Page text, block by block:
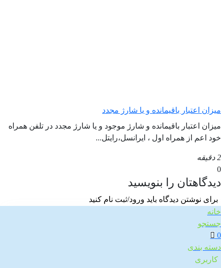
میزان اعتبار باقیمانده و یا شارژ مجدد
میزان اعتبار باقیمانده و شارژ موجود و یا شارژ مجدد در تلفن همراه
خود اعم از همراه اول ، ایرانسل،رایتل...
2 دقیقه
0
دیدگاهتان را بنویسید
برای نوشتن دیدگاه باید ورود/ثبت نام کنید
خانه
جستجو
0
دسته بندی
کاربری